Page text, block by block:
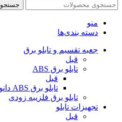
جستجو
منو
دسته بندی‌ها
جعبه تقسیم و تابلو برق
قبل
تابلو برق ABS
قبل
تابلو برق ABS دانوب
تابلو برق فلزیبه زودی
تجهیزات تابلو
قبل